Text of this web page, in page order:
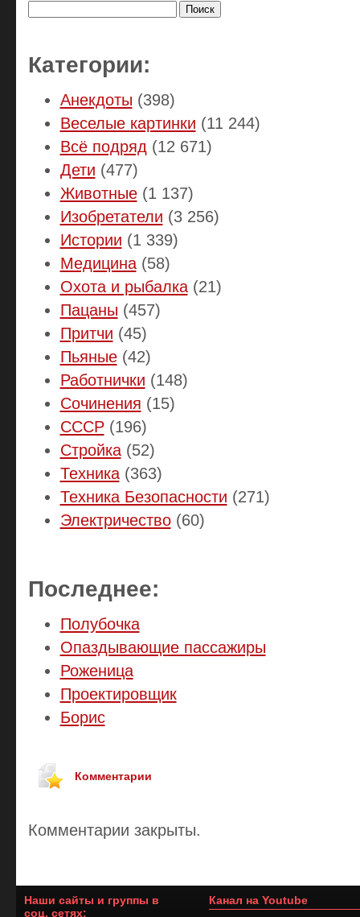
Категории:
Анекдоты (398)
Веселые картинки (11 244)
Всё подряд (12 671)
Дети (477)
Животные(1 137)
Изобретатели (3 256)
Истории (1 339)
Медицина(58)
Охота и рыбалка(21)
Пацаны (457)
Притчи (45)
Пьяные(42)
Работнички (148)
Сочинения (15)
СССР(196)
Стройка(52)
Техника(363)
Техника Безопасности (271)
Электричество(60)
Последнее:
Полубочка
Опаздывающие пассажиры
Роженица
Проектировщик
Борис
Комментарии
Комментарии закрыты.
Наши сайты и группы в
соц. сетях:
Канал на Youtube